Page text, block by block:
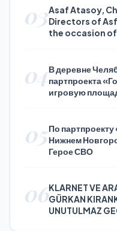
03Asaf Atasoy,
Directors of
the occasion
04В деревне
партпроекта
игровую
05По
Нижнем
Герое СВО
06KLARNET VE
GÜRKAN
UNUTULMAZ